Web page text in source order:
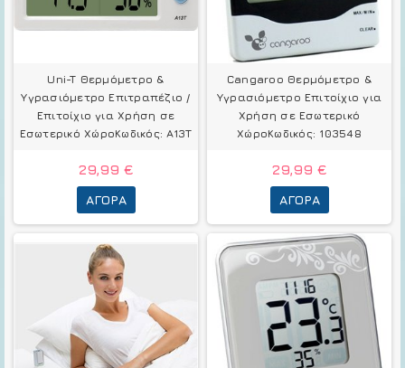
Uni-T Θερμόμετρo &
Υγρασιόμετρo Επιτραπέζιο /
Επιτοίχιο για Χρήση σε
Εσωτερικό ΧώροΚωδικός: A13T
29,99 €
ΑΓΟΡΆ
Cangaroo Θερμόμετρo &
Υγρασιόμετρo Επιτοίχιο για
Χρήση σε Εσωτερικό
ΧώροΚωδικός: 103548
29,99 €
ΑΓΟΡΆ